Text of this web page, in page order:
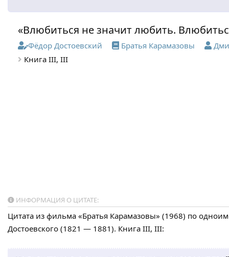
«Влюбиться не значит любить.
Фёдор Достоевский Братья Карамазовы
Книга III, III
ИНФОРМАЦИЯ О ЦИТАТЕ:
Цитата из фильма «Братья Карамазовы» (1968) по
Достоевского (1821 — 1881). Книга III, III: